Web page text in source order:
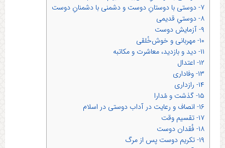
۷- دوستی با دوستانِ دوست و دشمنی با دشمنانِ دوست
۸- دوستیِ قدیمی
۹- آزمایش دوست
۱۰- مهربانی و خوش‌خُلقی
۱۱- دید و بازدید، معاشرت و مکاتبه
۱۲- اعتدال
۱۳- وفاداری
۱۴- رازداری
۱۵- گذشت و مُدارا
۱۶- انصاف و رعایت در آداب دوستی در اسلام
۱۷- تقسيم وقت
۱۸- فُقدان دوست
۱۹- تکریم دوست پس از مرگ